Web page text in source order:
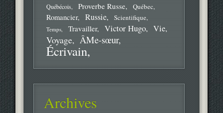
Québécois
Proverbe Russe Québec
Romancier Russie Scientifique
Temps Travailler Victor Hugo Vie
Voyage ÂMe-sœur
Écrivain
Archives